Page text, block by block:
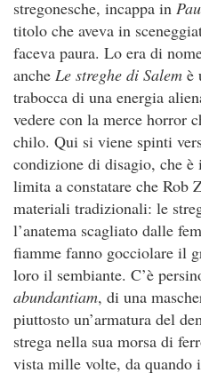
stregonesche, incappa in
titolo che aveva in
faceva paura. Lo era di
anche Le streghe di Salem è
trabocca di una energia
vedere con la merce horror
chilo. Qui si viene spinti
condizione di disagio, che
limita a constatare che Rob
materiali tradizionali: le
l’anatema scagliato dalle
fiamme fanno gocciolare il
loro il sembiante. C’è
abundantiam, di una
piuttosto un’armatura del
strega nella sua morsa di
vista mille volte, da quando